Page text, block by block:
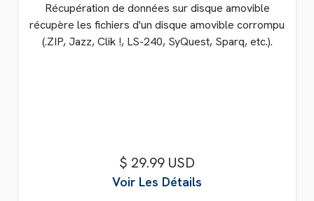
Récupération de données sur disque amovible
récupère les fichiers d'un disque amovible corrompu
(.ZIP, Jazz, Clik !, LS-240, SyQuest, Sparq, etc.).
$ 29.99 USD
Voir Les Détails